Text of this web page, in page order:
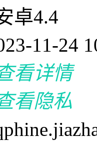
卓4.4
11-24
看详情
看隐私